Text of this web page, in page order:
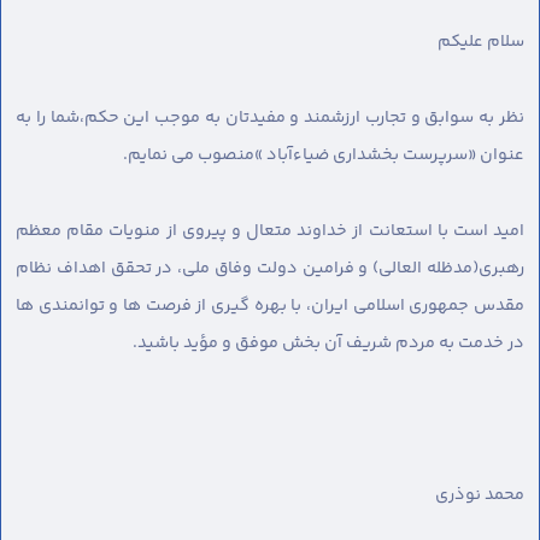
سلام علیکم
نظر به سوابق و تجارب ارزشمند و مفیدتان به موجب این حکم،شما را به
عنوان «سرپرست بخشداری ضیاءآباد »منصوب می نمایم.
امید است با استعانت از خداوند متعال و پیروی از منویات مقام معظم
رهبرى(مدظله العالی) و فرامین دولت وفاق ملی، در تحقق اهداف نظام
مقدس جمهوری اسلامی ایران، با بهره گیری از فرصت ها و توانمندی ها
در خدمت به مردم شریف آن بخش موفق و مؤید باشید.
محمد نوذری